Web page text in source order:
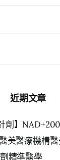
近期文章
劑】
美醫療機構
精準醫學